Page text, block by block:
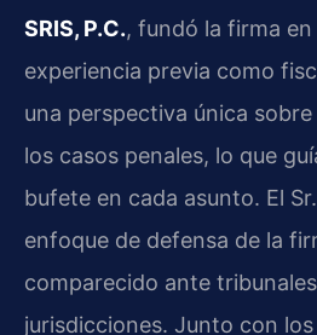
SRIS, P.C., fundó la firma en
experiencia previa como
una perspectiva única
los casos penales, lo que
bufete en cada asunto. El
enfoque de defensa de la
comparecido ante
jurisdicciones. Junto con